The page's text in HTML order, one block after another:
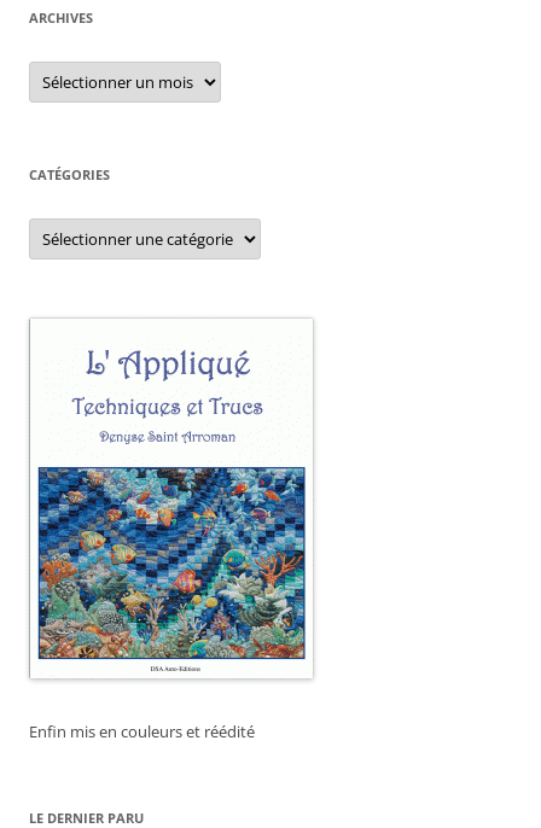
ARCHIVES
Archives
CATÉGORIES
Catégories
Enfin mis en couleurs et réédité
LE DERNIER PARU